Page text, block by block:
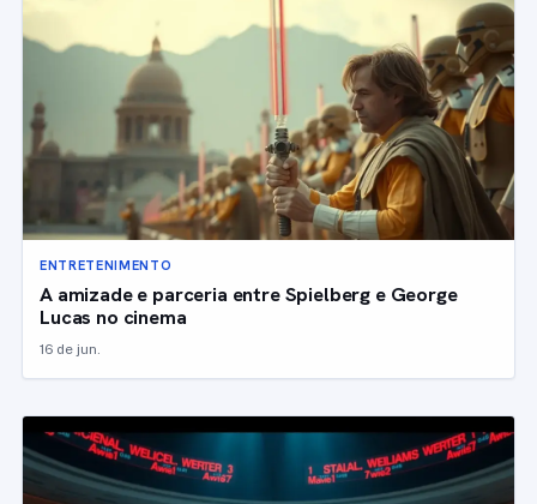
ENTRETENIMENTO
A amizade e parceria entre Spielberg e George
Lucas no cinema
16 de jun.